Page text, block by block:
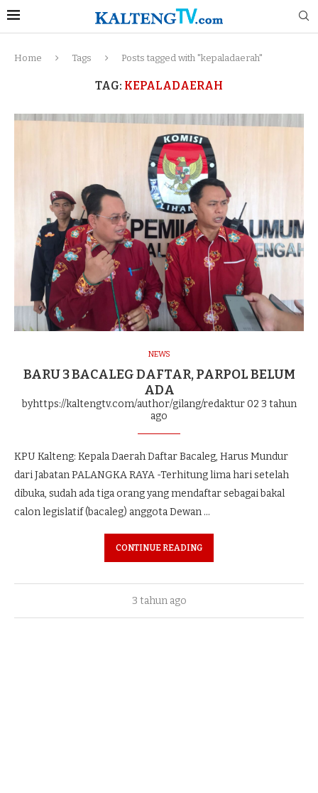
Home Tags Posts tagged with "kepaladaerah"
TAG: KEPALADAERAH
NEWS
BARU 3 BACALEG DAFTAR, PARPOL BELUM
ADA
byhttps://kaltengtv.com/author/gilang/redaktur 02 3 tahun
ago
KPU Kalteng: Kepala Daerah Daftar Bacaleg, Harus Mundur
dari Jabatan PALANGKA RAYA -Terhitung lima hari setelah
dibuka, sudah ada tiga orang yang mendaftar sebagai bakal
calon legislatif (bacaleg) anggota Dewan …
CONTINUE READING
3 tahun ago